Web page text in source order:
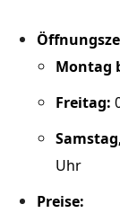
Montag
Freitag:
Uhr
Preise: